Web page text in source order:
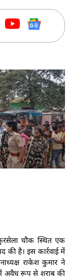
चौक स्थित एक
की है। इस कार्रवाई में
राकेश कुमार ने
में अवैध रूप से शराब की